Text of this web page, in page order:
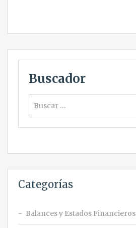
Buscador
Categorías
Balances y Estados Financieros